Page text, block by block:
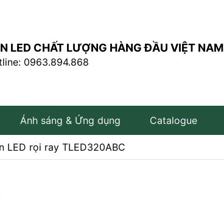
LED CHẤT LƯỢNG HÀNG ĐẦU VIỆT NAM
0963.894.868
trần
Ánh sáng & Ứng dụng Catalogue
LED rọi ray TLED320ABC